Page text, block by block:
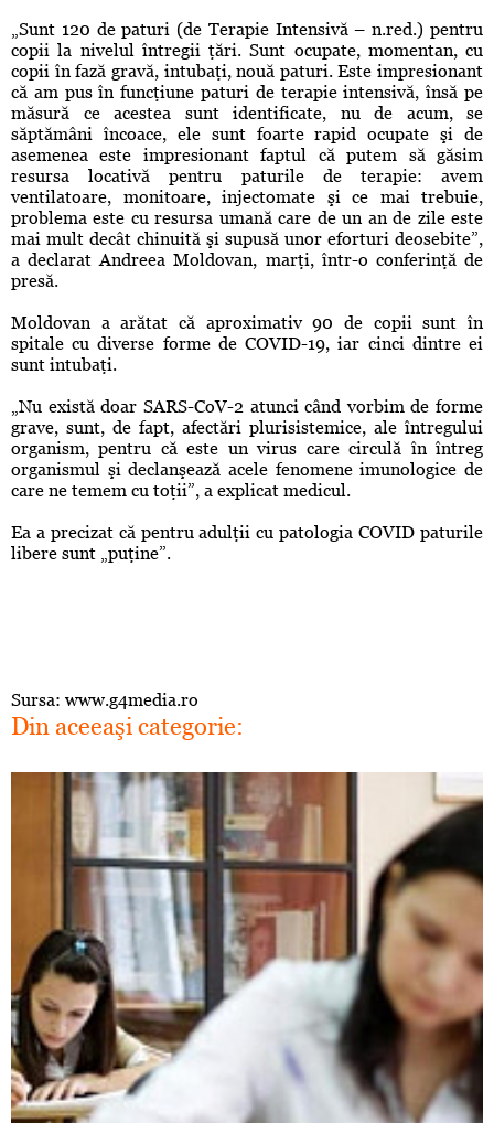
„Sunt 120 de paturi (de Terapie Intensivă – n.red.) pentru
copii la nivelul întregii ţări. Sunt ocupate, momentan, cu
copii în fază gravă, intubaţi, nouă paturi. Este impresionant
că am pus în funcţiune paturi de terapie intensivă, însă pe
măsură ce acestea sunt identificate, nu de acum, se
săptămâni încoace, ele sunt foarte rapid ocupate şi de
asemenea este impresionant faptul că putem să găsim
resursa locativă pentru paturile de terapie: avem
ventilatoare, monitoare, injectomate şi ce mai trebuie,
problema este cu resursa umană care de un an de zile este
mai mult decât chinuită şi supusă unor eforturi deosebite”,
a declarat Andreea Moldovan, marţi, într-o conferinţă de
presă.
Moldovan a arătat că aproximativ 90 de copii sunt în
spitale cu diverse forme de COVID-19, iar cinci dintre ei
sunt intubaţi.
„Nu există doar SARS-CoV-2 atunci când vorbim de forme
grave, sunt, de fapt, afectări plurisistemice, ale întregului
organism, pentru că este un virus care circulă în întreg
organismul şi declanşează acele fenomene imunologice de
care ne temem cu toţii”, a explicat medicul.
Ea a precizat că pentru adulţii cu patologia COVID paturile
libere sunt „puţine”.
Sursa: www.g4media.ro
Din aceeaşi categorie: